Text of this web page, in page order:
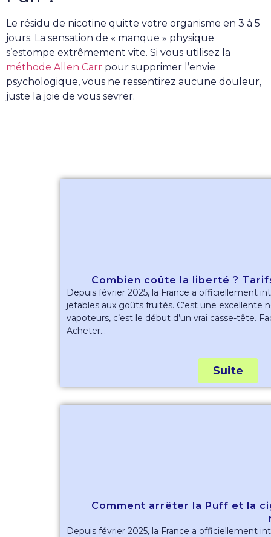
Le résidu de nicotine quitte votre organisme en 3 à 5
jours. La sensation de « manque » physique
s’estompe extrêmement vite. Si vous utilisez la
méthode Allen Carr pour supprimer l’envie
psychologique, vous ne ressentirez aucune douleur,
juste la joie de vous sevrer.
Combien coûte la liberté ?
Depuis février 2025, la France a officiellement
jetables aux goûts fruités. C’est une excellente
vapoteurs, c’est le début d’un vrai casse-tête.
Acheter...
Suite
Comment arrêter la Puff et la
Depuis février 2025, la France a officiellement